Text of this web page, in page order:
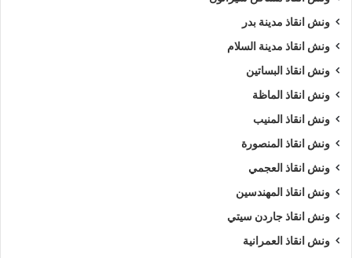
ونش انقاذ مدينة بدر
ونش انقاذ مدينة السلام
ونش انقاذ البساتين
ونش انقاذ الماظة
ونش انقاذ المنيب
ونش انقاذ المنصورة
ونش انقاذ العجمي
ونش انقاذ المهندسين
ونش انقاذ جاردن سيتي
ونش انقاذ العمرانية